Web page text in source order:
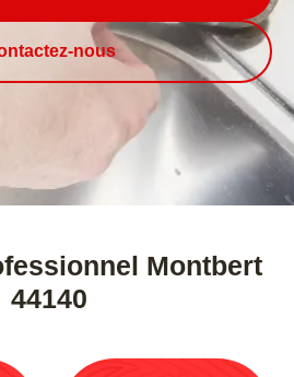
nous
Montbert
44140